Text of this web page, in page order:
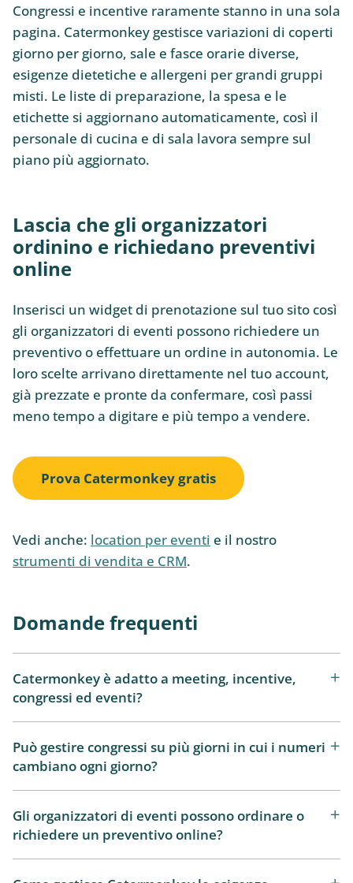
Congressi e incentive raramente stanno in una sola
pagina. Catermonkey gestisce variazioni di coperti
giorno per giorno, sale e fasce orarie diverse,
esigenze dietetiche e allergeni per grandi gruppi
misti. Le liste di preparazione, la spesa e le
etichette si aggiornano automaticamente, così il
personale di cucina e di sala lavora sempre sul
piano più aggiornato.
Lascia che gli organizzatori
ordinino e richiedano preventivi
online
Inserisci un widget di prenotazione sul tuo sito così
gli organizzatori di eventi possono richiedere un
preventivo o effettuare un ordine in autonomia. Le
loro scelte arrivano direttamente nel tuo account,
già prezzate e pronte da confermare, così passi
meno tempo a digitare e più tempo a vendere.
Prova Catermonkey gratis
Vedi anche: location per eventi e il nostro
strumenti di vendita e CRM.
Domande frequenti
Catermonkey è adatto a meeting, incentive,
congressi ed eventi?
Può gestire congressi su più giorni in cui i numeri
cambiano ogni giorno?
Gli organizzatori di eventi possono ordinare o
richiedere un preventivo online?